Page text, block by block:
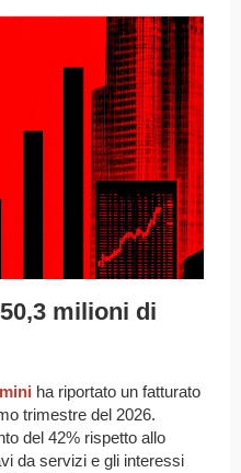
milioni di
ha riportato un fatturato
trimestre del 2026.
del 42% rispetto allo
da servizi e gli interessi